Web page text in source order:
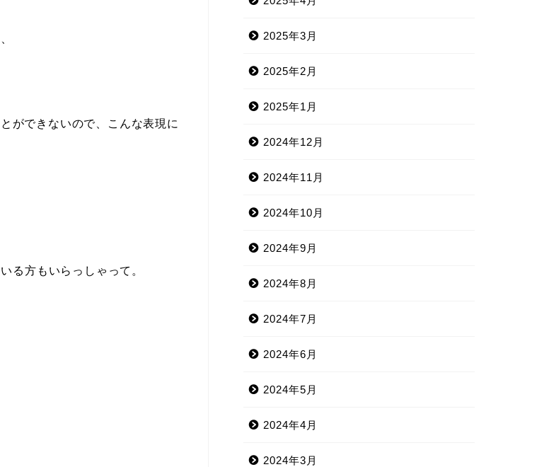
ができないので、こんな表現に
る方もいらっしゃって。
2025年3月
2025年2月
2025年1月
2024年12月
2024年11月
2024年10月
2024年9月
2024年8月
2024年7月
2024年6月
2024年5月
2024年4月
2024年3月